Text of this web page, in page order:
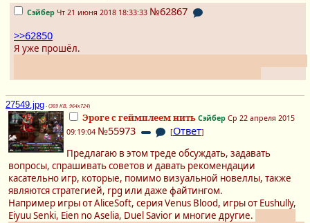
Сэйбер Чт 21 июня 2018 18:33:33 №62867
>>62850
Я уже прошёл.
27549.jpg - (369 KB, 964x724)
Эроге с геймплеем нить Сэйбер Ср 22 апреля 2015
09:19:04 №55973 [Ответ]
Предлагаю в этом треде обсуждать, задавать
вопросы, спрашивать советов и давать рекомендации
касательно игр, которые, помимо визуальной новеллы, также
являются стратегией, rpg или даже файтингом.
Например игры от AliceSoft, серия Venus Blood, игры от Eushully,
Eiyuu Senki, Eien no Aselia, Duel Savior и многие другие.